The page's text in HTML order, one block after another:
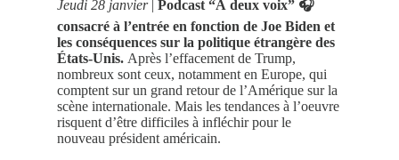
Jeudi 28 janvier| Podcast “À deux voix” 🎧
consacré à l’entrée en fonction de Joe Biden et
les conséquences sur la politique étrangère des
États-Unis. Après l’effacement de Trump,
nombreux sont ceux, notamment en Europe, qui
comptent sur un grand retour de l’Amérique sur la
scène internationale. Mais les tendances à l’oeuvre
risquent d’être difficiles à infléchir pour le
nouveau président américain.